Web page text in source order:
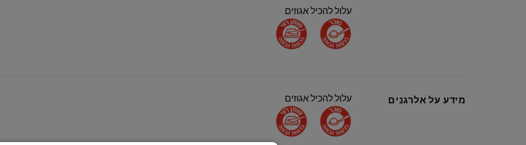
עלול להכיל אגוזים
מידע על אלרגנים עלול להכיל אגוזים